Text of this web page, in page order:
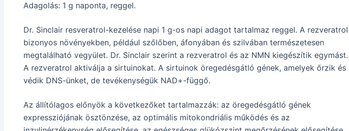
Adagolás: 1 g naponta, reggel.
Dr. Sinclair resveratrol-kezelése napi 1 g-os napi adagot tartalmaz reggel. A rezveratrol
bizonyos növényekben, például szőlőben, áfonyában és szilvában természetesen
megtalálható vegyület. Dr. Sinclair szerint a rezveratrol és az NMN kiegészítik egymást.
A rezveratrol aktiválja a sirtuinokat. A sirtuinok öregedésgátló gének, amelyek őrzik és
védik DNS-ünket, de tevékenységük NAD+-függő.
Az állítólagos előnyök a következőket tartalmazzák: az öregedésgátló gének
expressziójának ösztönzése, az optimális mitokondriális működés és az